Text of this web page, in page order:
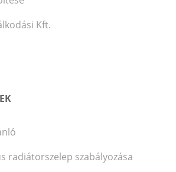
Kft.
radiátorszelep szabályozása